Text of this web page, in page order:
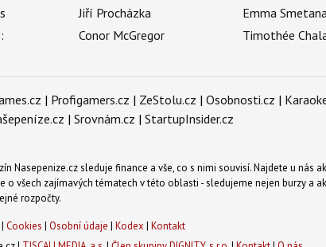
Jiří Procházka
Conor McGregor
Emma
Timothée
| Profigamers.cz | ZeStolu.cz | Osobnosti.cz |
| Srovnám.cz | StartupInsider.cz
Nasepenize.cz sleduje finance a vše, co s nimi souvisí. Najdete u nás
o všech zajímavých tématech v této oblasti - sledujeme nejen burzy a
rozpočty.
| Cookies | Osobní údaje | Kodex | Kontakt